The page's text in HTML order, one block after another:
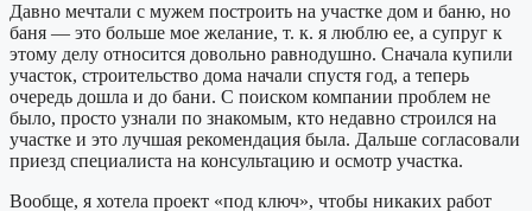
Давно мечтали с мужем построить на участке дом и баню, но
баня — это больше мое желание, т. к. я люблю ее, а супруг к
этому делу относится довольно равнодушно. Сначала купили
участок, строительство дома начали спустя год, а теперь
очередь дошла и до бани. С поиском компании проблем не
было, просто узнали по знакомым, кто недавно строился на
участке и это лучшая рекомендация была. Дальше согласовали
приезд специалиста на консультацию и осмотр участка.
Вообще, я хотела проект «под ключ», чтобы никаких работ